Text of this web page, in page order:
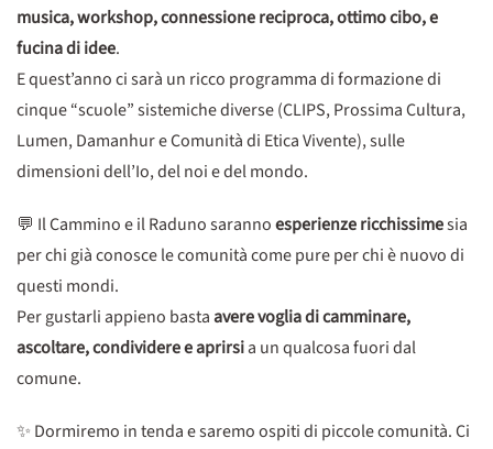
musica, workshop, connessione reciproca, ottimo cibo, e
fucina di idee.
E quest’anno ci sarà un ricco programma di formazione di
cinque “scuole” sistemiche diverse (CLIPS, Prossima Cultura,
Lumen, Damanhur e Comunità di Etica Vivente), sulle
dimensioni dell’Io, del noi e del mondo.
💬 Il Cammino e il Raduno sarannoesperienze ricchissimesia
per chi già conosce le comunità come pure per chi è nuovo di
questi mondi.
Per gustarli appieno bastaavere voglia di camminare,
ascoltare, condividere e aprirsia un qualcosa fuori dal
comune.
✨ Dormiremo in tenda e saremo ospiti di piccole comunità. Ci